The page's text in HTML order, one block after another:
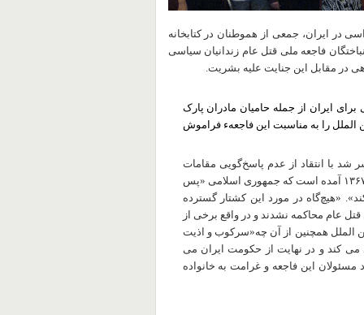
حقوق بشر و دمکراسی در ایران، جمعی از هموطنان در کتابخانه
فاجعه ملی قتل عام زندانیان سیاسی
ایران از جمله حامیان مادران پارک
الملل را به مناسبت این فاجعهء فراموش
شد با انتقاد از عدم پاسخ‌گویی مقامات
آمده است که جمهوری اسلامی «پس
«هیچ‌گاه در مورد این کشتار گسترده
عام محاکمه نشدند و در واقع برخی از
الملل همچنین از آن‌ چه«سرکوب و اذیت
می کند و در نهایت از حکومت ایران می
این فاجعه و غرامت به خانواده